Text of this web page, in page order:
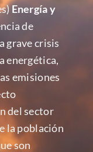
Energía y
de
grave crisis
energética,
emisiones
del sector
la población
son